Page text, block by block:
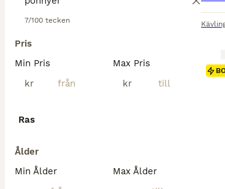
7/100 tecken
Pris
Min Pris
kr
Max Pris
kr
Ras
Ålder
Min Ålder
Max Ålder